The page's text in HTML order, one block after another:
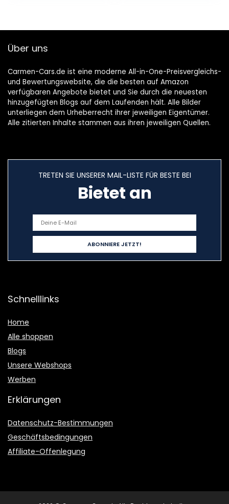
Über uns
Carmen-Cars.de ist eine moderne All-in-One-Preisvergleichs-
und Bewertungswebsite, die die besten auf Amazon
verfügbaren Angebote bietet und Sie durch die neuesten
hinzugefügten Blogs auf dem Laufenden hält. Alle Bilder
unterliegen dem Urheberrecht ihrer jeweiligen Eigentümer.
Alle zitierten Inhalte stammen aus ihren jeweiligen Quellen.
TRETEN SIE UNSERER MAIL-LISTE FÜR BESTE BEI
Bietet an
Schnelllinks
Home
Alle shoppen
Blogs
Unsere Webshops
Werben
Erklärungen
Datenschutz-Bestimmungen
Geschäftsbedingungen
Affiliate-Offenlegung